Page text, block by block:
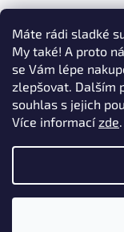
Máte rádi sladké
My také! A proto
se Vám lépe
zlepšovat. Dalším
souhlas s jejich
Více informacízde.